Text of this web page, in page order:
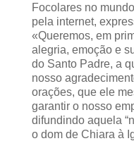
Focolares no
pela internet,
«Queremos, em
alegria, emoção e
do Santo Padre, a
nosso
orações, que ele
garantir o nosso
difundindo aquela
o dom de Chiara à